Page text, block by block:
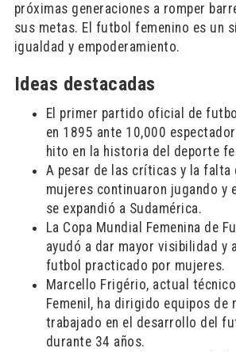
próximas generaciones a romper
sus metas. El futbol femenino es un
igualdad y empoderamiento.
Ideas destacadas
El primer partido oficial de
en 1895 ante 10,000
hito en la historia del deporte
A pesar de las críticas y la falta
mujeres continuaron jugando y
se expandió a Sudamérica.
La Copa Mundial Femenina de
ayudó a dar mayor visibilidad y
futbol practicado por mujeres.
Marcello Frigério, actual
Femenil, ha dirigido equipos de
trabajado en el desarrollo del
durante 34 años.